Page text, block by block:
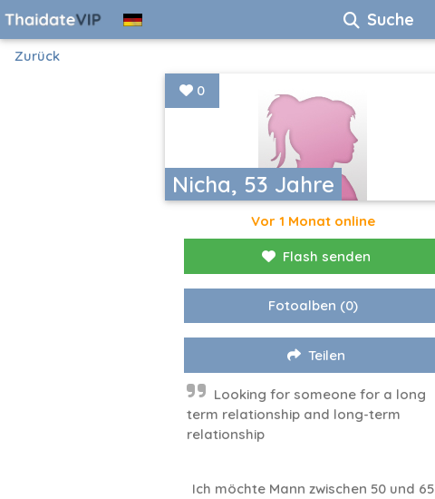
Suche
Zurück
Nicha, 53 Jahre
0
Vor 1 Monat online
Flash senden
Fotoalben (0)
Teilen
Looking for someone for a long
term relationship and long-term
relationship
Ich möchte Mann zwischen 50 und 65